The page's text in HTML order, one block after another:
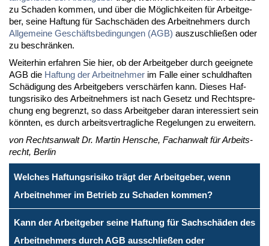
zu Scha­den kom­men, und über die Mög­lich­kei­ten für Ar­beit­ge­
ber, sei­ne Haf­tung für Sach­schä­den des Ar­beit­neh­mers durch
All­ge­mei­ne Ge­schäfts­be­din­gun­gen (AGB) aus­zu­schlie­ßen oder
zu be­schrän­ken.
Wei­ter­hin er­fah­ren Sie hier, ob der Ar­beit­ge­ber durch ge­eig­ne­te
AGB die Haf­tung der Ar­beit­neh­mer im Fal­le ei­ner schuld­haf­ten
Schä­di­gung des Ar­beit­ge­bers ver­schär­fen kann. Die­ses Haf­
tungs­ri­si­ko des Ar­beit­neh­mers ist nach Ge­setz und Recht­spre­
chung eng be­grenzt, so dass Ar­beit­ge­ber dar­an in­ter­es­siert sein
könn­ten, es durch ar­beits­ver­trag­li­che Re­ge­lun­gen zu er­wei­tern.
von Rechts­an­walt Dr. Mar­tin Hen­sche, Fach­an­walt für Ar­beits­
recht, Ber­lin
Welches Haftungsrisiko trägt der Arbeitgeber, wenn
Arbeitnehmer im Betrieb zu Schaden kommen?
Kann der Arbeitgeber seine Haftung für Sachschäden des
Arbeitnehmers durch AGB ausschließen oder